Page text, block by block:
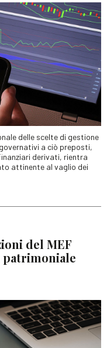
delle scelte di gestione
a ciò preposti,
derivati, rientra
attinente al vaglio dei
del MEF
patrimoniale